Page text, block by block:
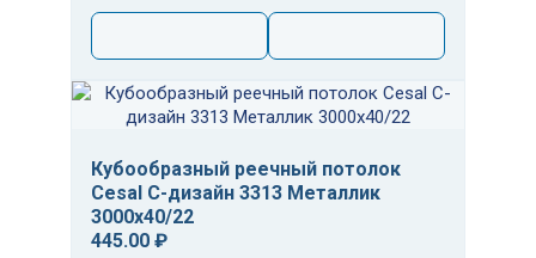
Кубообразный реечный потолок
Cesal C-дизайн 3313 Металлик
3000х40/22
445.00 ₽